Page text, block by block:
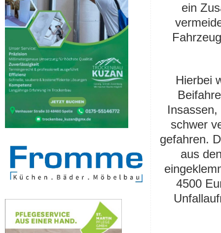
ein
Hierbei
schwer
gefahren.
aus
4500